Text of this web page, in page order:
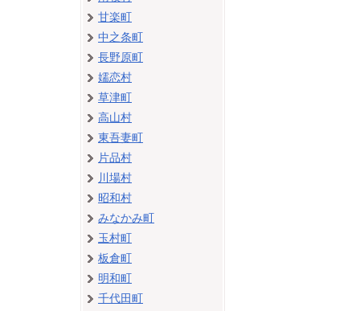
甘楽町
中之条町
長野原町
嬬恋村
草津町
高山村
東吾妻町
片品村
川場村
昭和村
みなかみ町
玉村町
板倉町
明和町
千代田町